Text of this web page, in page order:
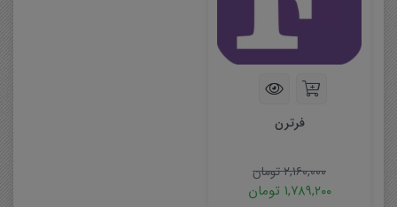
فرترن
۲,۱۶۰,۰۰۰تومان
۱,۷۸۹,۲۰۰ تومان